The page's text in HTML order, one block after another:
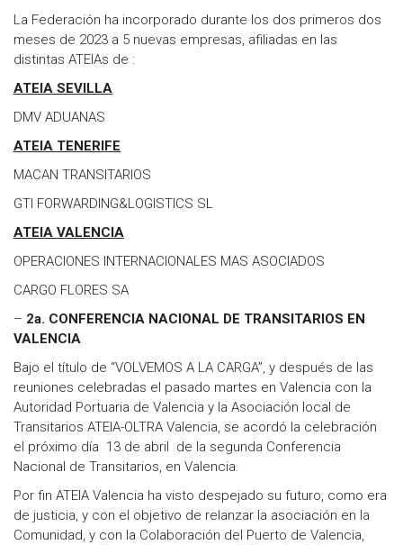
La Federación ha incorporado durante los dos primeros dos
meses de 2023 a 5 nuevas empresas, afiliadas en las
distintas ATEIAs de :
ATEIA SEVILLA
DMV ADUANAS
ATEIA TENERIFE
MACAN TRANSITARIOS
GTI FORWARDING&LOGISTICS SL
ATEIA VALENCIA
OPERACIONES INTERNACIONALES MAS ASOCIADOS
CARGO FLORES SA
– 2a. CONFERENCIA NACIONAL DE TRANSITARIOS EN
VALENCIA
Bajo el título de “VOLVEMOS A LA CARGA”, y después de las
reuniones celebradas el pasado martes en Valencia con la
Autoridad Portuaria de Valencia y la Asociación local de
Transitarios ATEIA-OLTRA Valencia, se acordó la celebración
el próximo día 13 de abril de la segunda Conferencia
Nacional de Transitarios, en Valencia.
Por fin ATEIA Valencia ha visto despejado su futuro, como era
de justicia, y con el objetivo de relanzar la asociación en la
Comunidad, y con la Colaboración del Puerto de Valencia,